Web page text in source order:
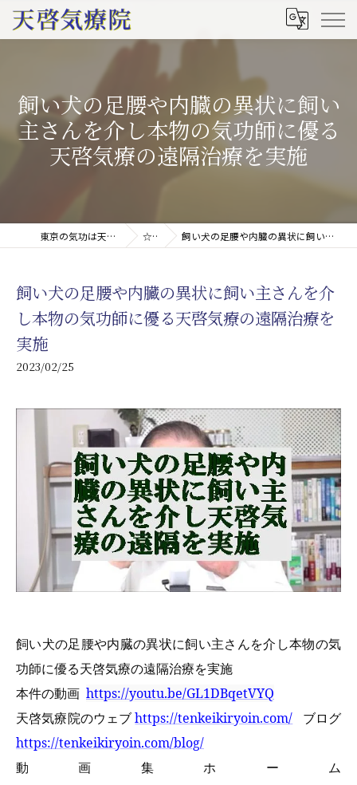
飼い犬の足腰や内臓の異状に飼い
主さんを介し本物の気功師に優る
天啓気療の遠隔治療を実施
東京の気功は天啓気療院(天啓気功療法治療院) ☆ブログ 飼い犬の足腰や内臓の異状に飼い主さんを介し本物の気功師に優る天啓気療の遠隔治療を実施
飼い犬の足腰や内臓の異状に飼い主さんを介
し本物の気功師に優る天啓気療の遠隔治療を
実施
2023/02/25
飼い犬の足腰や内臓の異状に飼い主さんを介し本物の気
功師に優る天啓気療の遠隔治療を実施
本件の動画 https://youtu.be/GL1DBqetVYQ
天啓気療院のウェブhttps://tenkeikiryoin.com/
ブログ
https://tenkeikiryoin.com/blog/
動画集ホーム